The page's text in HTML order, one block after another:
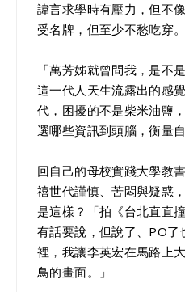
諱言求學時有壓力，但不
受名牌，但至少不愁吃穿。
「萬芳姊就曾問我，是不
這一代人天生流露出的感
代，困擾的不是柴米油鹽
選哪些資訊到頭腦，衡量
回自己的母校實踐大學教
禧世代謹慎、苦悶與疑惑
是這樣？「拍《台北直直
有話要說，但說了、PO
裡，我讓李英宏在馬路上
鳥的畫面。」